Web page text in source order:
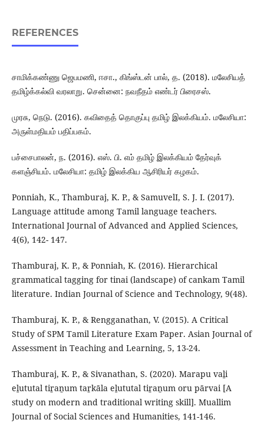
REFERENCES
சாமிக்கண்ணு ஜெபமணி, ஈசா., கிங்ஸ்டன் பால், த. (2018). மலேசியத்
தமிழ்க்கல்வி வரலாறு. சென்னை: நவநீதம் எண்டர் பிரைசஸ்.
முரசு, நெடு. (2016). கவிதைத் தொகுப்பு தமிழ் இலக்கியம். மலேசியா:
அருள்மதியம் பதிப்பகம்.
பச்சைபாலன், ந. (2016). எஸ். பி. எம் தமிழ் இலக்கியம் தேர்வுக்
களஞ்சியம். மலேசியா: தமிழ் இலக்கிய ஆசிரியர் கழகம்.
Ponniah, K., Thamburaj, K. P., & SamuvelI, S. J. I. (2017).
Language attitude among Tamil language teachers.
International Journal of Advanced and Applied Sciences,
4(6), 142- 147.
Thamburaj, K. P., & Ponniah, K. (2016). Hierarchical
grammatical tagging for tinai (landscape) of cankam Tamil
literature. Indian Journal of Science and Technology, 9(48).
Thamburaj, K. P., & Rengganathan, V. (2015). A Critical
Study of SPM Tamil Literature Exam Paper. Asian Journal of
Assessment in Teaching and Learning, 5, 13-24.
Thamburaj, K. P., & Sivanathan, S. (2020). Marapu vaḻi
eḻututal tiṟaṉum taṟkāla eḻututal tiṟaṉum oru pārvai [A
study on modern and traditional writing skill]. Muallim
Journal of Social Sciences and Humanities, 141-146.